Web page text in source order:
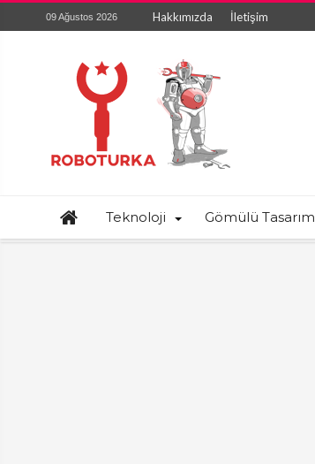
09 Ağustos 2026 Hakkımızda İletişim
Teknoloji Gömülü Tasarım